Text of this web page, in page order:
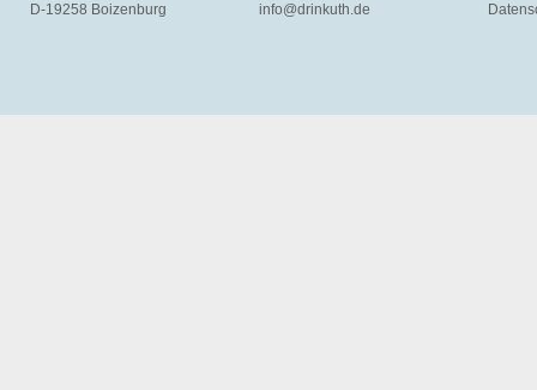
D-19258 Boizenburg
info@drinkuth.de